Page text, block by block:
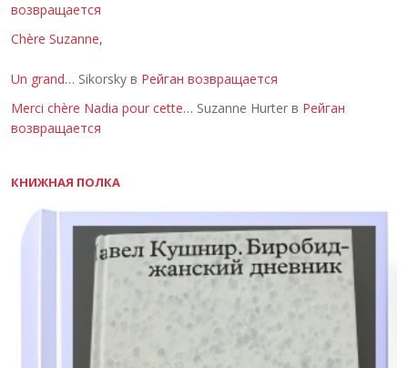
возвращается
Chère Suzanne,
Un grand… Sikorsky в Рейган возвращается
Merci chère Nadia pour cette… Suzanne Hurter в Рейган
возвращается
КНИЖНАЯ ПОЛКА